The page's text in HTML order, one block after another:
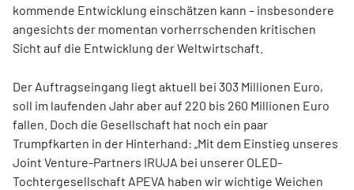
kommende Entwicklung einschätzen kann – insbesondere
angesichts der momentan vorherrschenden kritischen
Sicht auf die Entwicklung der Weltwirtschaft.
Der Auftragseingang liegt aktuell bei 303 Millionen Euro,
soll im laufenden Jahr aber auf 220 bis 260 Millionen Euro
fallen. Doch die Gesellschaft hat noch ein paar
Trumpfkarten in der Hinterhand: „Mit dem Einstieg unseres
Joint Venture-Partners IRUJA bei unserer OLED-
Tochtergesellschaft APEVA haben wir wichtige Weichen